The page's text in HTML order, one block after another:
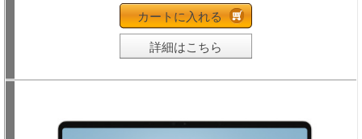
カートに入れる
詳細はこちら